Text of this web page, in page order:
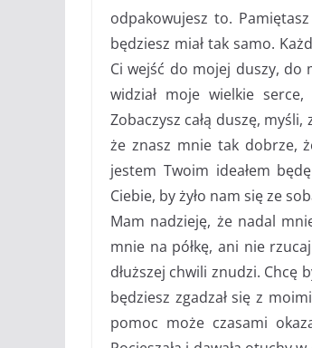
odpakowujesz to.
będziesz miał tak samo.
Ci wejść do mojej duszy, do
widział moje wielkie
Zobaczysz całą duszę,
że znasz mnie tak dobrze,
jestem Twoim ideałem
Ciebie, by żyło nam się ze
Mam nadzieję, że nadal
mnie na półkę, ani nie
dłuższej chwili znudzi. Chcę
będziesz zgadzał się z
pomoc może czasami